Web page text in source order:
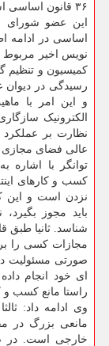
۳۶ قانون اساسی است.
کمیسیون و تنظیم
رسیدگی در
و این امر با
الکترونیک
نظارت بر
عالی فضای مجازی
توانگر با
کسب و کارهای
نزدن است و این
باید مجوز
شناسد. ثانیا طبق
مجازات کسی را
صورتی مسئولیت
ای خود انجام
راستا مانع کسب و
وی ادامه داد:
مانعی بزرگ در
خارجی است. در